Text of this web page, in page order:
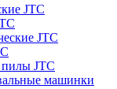
JTC
JTC
JTC
машинки